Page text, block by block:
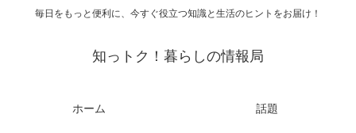
毎日をもっと便利に、今すぐ役立つ知識と生活のヒントをお届け！
知っトク！暮らしの情報局
ホーム 話題